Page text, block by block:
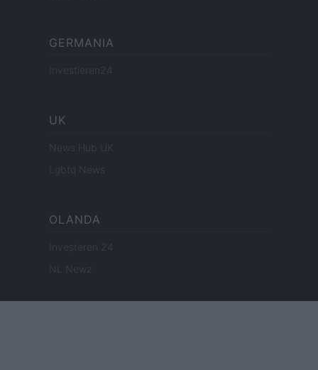
GERMANIA
Investieren24
UK
News Hub UK
Lgbtq News
OLANDA
Investeren 24
NL Newz